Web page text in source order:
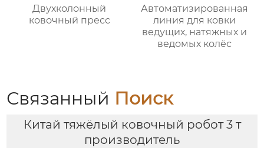
Двухколонный
ковочный пресс
Автоматизированная
линия для ковки
ведущих, натяжных и
ведомых колёс
Связанный Поиск
Китай тяжёлый ковочный робот 3 т
производитель